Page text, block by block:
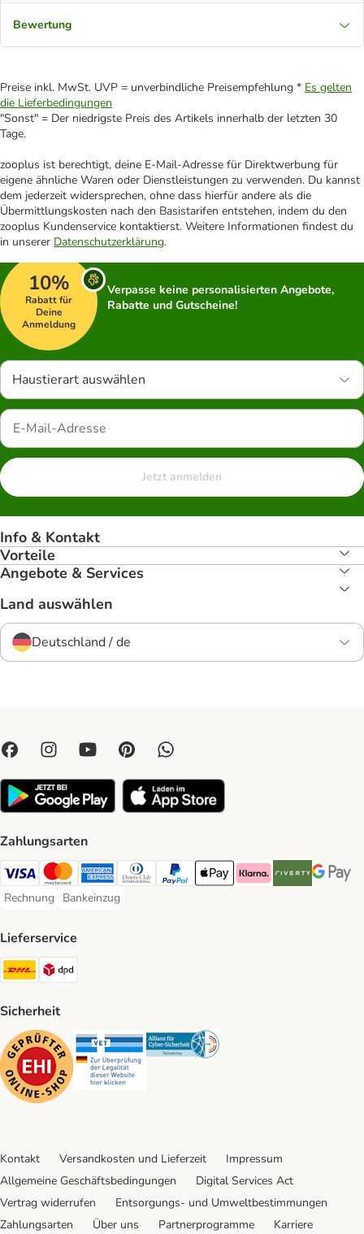
Bewertung
Preise inkl. MwSt. UVP = unverbindliche Preisempfehlung * Es gelten
die Lieferbedingungen
"Sonst" = Der niedrigste Preis des Artikels innerhalb der letzten 30
Tage.
zooplus ist berechtigt, deine E-Mail-Adresse für Direktwerbung für
eigene ähnliche Waren oder Dienstleistungen zu verwenden. Du kannst
dem jederzeit widersprechen, ohne dass hierfür andere als die
Übermittlungskosten nach den Basistarifen entstehen, indem du den
zooplus Kundenservice kontaktierst. Weitere Informationen findest du
in unserer Datenschutzerklärung.
10%
Rabatt für
Deine
Anmeldung
Verpasse keine personalisierten Angebote,
Rabatte und Gutscheine!
Haustierart auswählen
Jetzt anmelden
Info & Kontakt
Vorteile
Angebote & Services
Land auswählen
Deutschland / de
Zahlungsarten
Visa Payment Method
Mastercard Payment Method
American Express Payment Method
Diners Club Payment Method
PayPal Payment Method
Apple Pay Payment Method
Klarna Payment Method
Riverty Payment
Google
Rechnung
Rechnung Payment Method
Bankeinzug
Bankeinzug Payment Method
Lieferservice
DHL Shipping Method
Sicherheit
Security Security Security
Kontakt Versandkosten und Lieferzeit
Impressum
Allgemeine Geschäftsbedingungen
Digital Services Act
Vertrag widerrufen
Entsorgungs- und Umweltbestimmungen
Zahlungsarten
Über uns Partnerprogramme Karriere